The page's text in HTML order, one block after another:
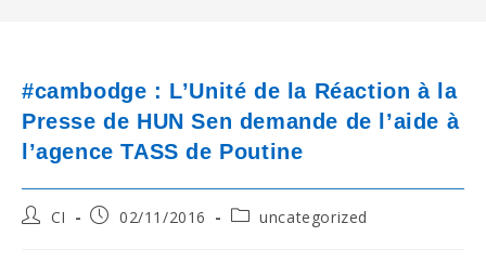
#cambodge : L’Unité de la Réaction à la
Presse de HUN Sen demande de l’aide à
l’agence TASS de Poutine
PostCI
Post02/11/2016
Postuncategorized